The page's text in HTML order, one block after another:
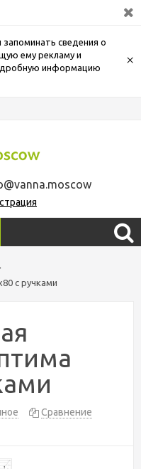
сведения о
ему рекламу и
информацию
×
с ручками
Сравнение